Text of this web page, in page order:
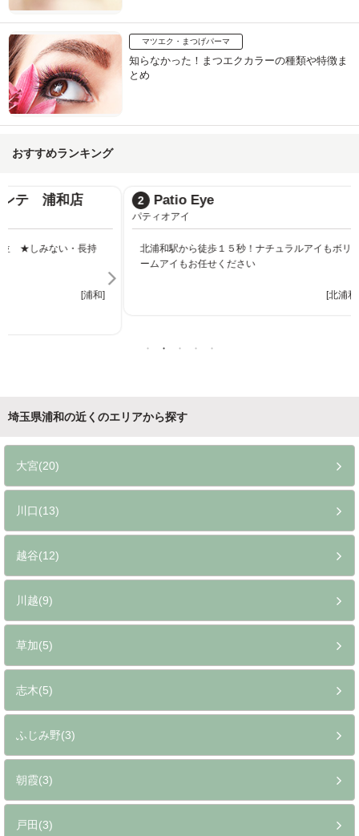
マツエク・まつげパーマ
知らなかった！まつエクカラーの種類や特徴ま
とめ
おすすめランキング
2 Patio Eye
北浦和駅から徒歩１５秒！ナチュラルアイもボリュ
ームアイもお任せください
[北浦和]
埼玉県浦和の近くのエリアから探す
大宮(20)
川口(13)
越谷(12)
川越(9)
草加(5)
志木(5)
ふじみ野(3)
朝霞(3)
戸田(3)